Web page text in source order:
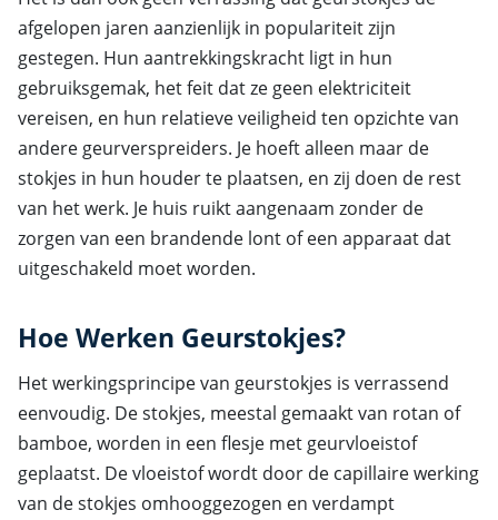
afgelopen jaren aanzienlijk in populariteit zijn
gestegen. Hun aantrekkingskracht ligt in hun
gebruiksgemak, het feit dat ze geen elektriciteit
vereisen, en hun relatieve veiligheid ten opzichte van
andere geurverspreiders. Je hoeft alleen maar de
stokjes in hun houder te plaatsen, en zij doen de rest
van het werk. Je huis ruikt aangenaam zonder de
zorgen van een brandende lont of een apparaat dat
uitgeschakeld moet worden.
Hoe Werken Geurstokjes?
Het werkingsprincipe van geurstokjes is verrassend
eenvoudig. De stokjes, meestal gemaakt van rotan of
bamboe, worden in een flesje met geurvloeistof
geplaatst. De vloeistof wordt door de capillaire werking
van de stokjes omhooggezogen en verdampt